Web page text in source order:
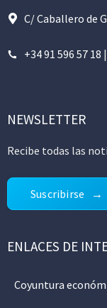
C/ Caballero de
+34 91 596 57 18 |
NEWSLETTER
Recibe todas las
Suscribirse
ENLACES DE
Coyuntura